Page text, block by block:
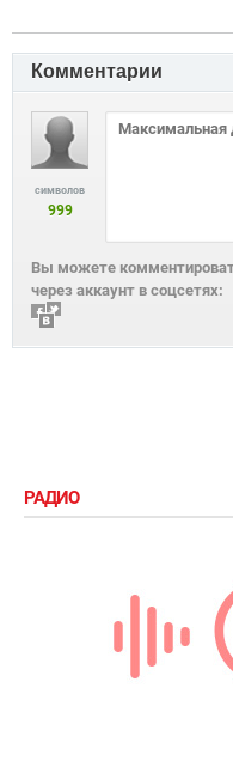
3 сентября 2019, 17:00
7 продуктов,
сказываются на
6 сентября 2019, 14:00